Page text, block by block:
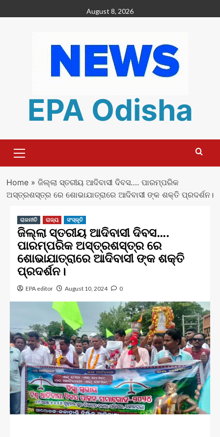
to
August 8, 2026
EPA Odisha
Menu
Home» ଜିଲ୍ଲା ସ୍ତରୀୟ ଆଦିବାସୀ ଦିବସ…. ପାରମ୍ପରିକ
ଅସ୍ତ୍ରଶସ୍ତ୍ର ରେ ଶୋଭାଯାତ୍ରାରେ ଆଦିବାସୀ ଙ୍କ ଶକ୍ତି ପ୍ରଦର୍ଶନ।
ରାଜନୀତି ରାଜ୍ୟ ସଂସ୍କୃତି
ଜିଲ୍ଲା ସ୍ତରୀୟ ଆଦିବାସୀ ଦିବସ….
ପାରମ୍ପରିକ ଅସ୍ତ୍ରଶସ୍ତ୍ର ରେ
ଶୋଭାଯାତ୍ରାରେ ଆଦିବାସୀ ଙ୍କ ଶକ୍ତି
ପ୍ରଦର୍ଶନ।
EPA editor August 10, 2024 0